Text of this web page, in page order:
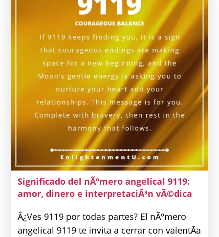
Mensaje
Divino
Cambio
Positivo
|
Significado
De
El
195
Significado del nÃºmero angelical 9119:
amor, dinero e interpretaciÃ³n vÃ©dica
Â¿Ves 9119 por todas partes? El nÃºmero
angelical 9119 te invita a cerrar con valentÃ­a